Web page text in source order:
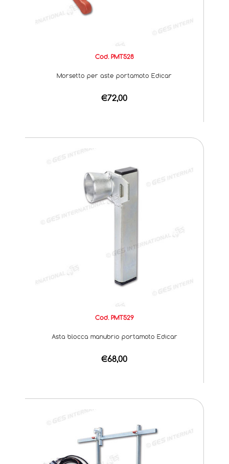
Cod. PMT528
Morsetto per aste portamoto Edicar
€72,00
Cod. PMT529
Asta blocca manubrio portamoto Edicar
€68,00